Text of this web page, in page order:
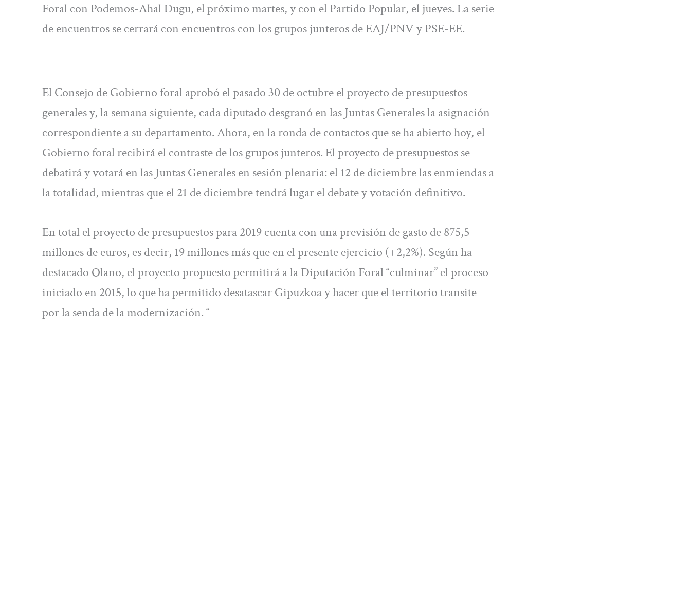
Foral con Podemos-Ahal Dugu, el próximo martes, y con el Partido Popular, el jueves. La serie
de encuentros se cerrará con encuentros con los grupos junteros de EAJ/PNV y PSE-EE.
El Consejo de Gobierno foral aprobó el pasado 30 de octubre el proyecto de presupuestos
generales y, la semana siguiente, cada diputado desgranó en las Juntas Generales la asignación
correspondiente a su departamento. Ahora, en la ronda de contactos que se ha abierto hoy, el
Gobierno foral recibirá el contraste de los grupos junteros. El proyecto de presupuestos se
debatirá y votará en las Juntas Generales en sesión plenaria: el 12 de diciembre las enmiendas a
la totalidad, mientras que el 21 de diciembre tendrá lugar el debate y votación definitivo.
En total el proyecto de presupuestos para 2019 cuenta con una previsión de gasto de 875,5
millones de euros, es decir, 19 millones más que en el presente ejercicio (+2,2%). Según ha
destacado Olano, el proyecto propuesto permitirá a la Diputación Foral “culminar” el proceso
iniciado en 2015, lo que ha permitido desatascar Gipuzkoa y hacer que el territorio transite
por la senda de la modernización. “